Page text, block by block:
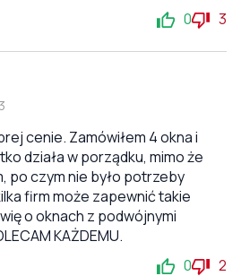
0 3
cenie. Zamówiłem 4 okna i
działa w porządku, mimo że
po czym nie było potrzeby
firm może zapewnić takie
o oknach z podwójnymi
KAŻDEMU.
0 2